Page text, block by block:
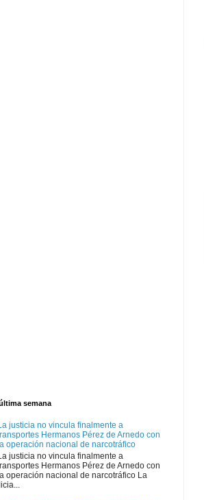
semana
justicia no vincula finalmente a
Hermanos Pérez de Arnedo con
la operación nacional de narcotráfico
justicia no vincula finalmente a
Hermanos Pérez de Arnedo con
operación nacional de narcotráfico La